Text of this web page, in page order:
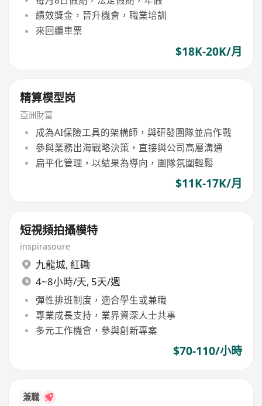
績效獎金，晉升機會，職業培訓
來回纜車票
$18K-20K/月
精算模型岗
亞洲財富
成為AI保險工具的架構師，與研發團隊並肩作戰
參與業務出海戰略決策，直接與公司高層溝通
扁平化管理，以結果為導向，團隊氛圍輕鬆
$11K-17K/月
短視頻拍攝模特
inspirasoure
九龍城, 紅磡
4~8小時/天, 5天/週
彈性排班制度，適合學生或兼職
專業成長支持，業界資深人士共事
多元工作機會，參與創新專案
$70-110/小時
兼職